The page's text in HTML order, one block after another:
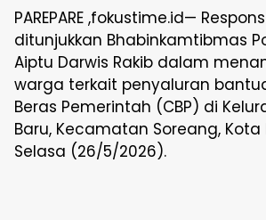
PAREPARE ,fokustime.id—
ditunjukkan Bhabinkamtibmas
Aiptu Darwis Rakib dalam
warga terkait penyaluran
Beras Pemerintah (CBP) di
Baru, Kecamatan Soreang, Kota
Selasa (26/5/2026).